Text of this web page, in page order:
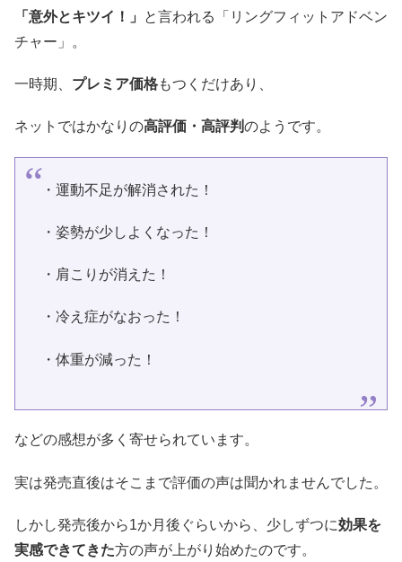
「意外とキツイ！」
と言われる「リングフィットアドベン
チャー」。
一時期、 プレミア価格もつくだけあり、
ネットではかなりの高評価・高評判のようです。
・運動不足が解消された！
・姿勢が少しよくなった！
・肩こりが消えた！
・冷え症がなおった！
・体重が減った！
などの感想が多く寄せられています。
実は発売直後はそこまで評価の声は聞かれませんでした。
しかし発売後から1か月後ぐらいから、少しずつに効果を
実感できてきた方の声が上がり始めたのです。